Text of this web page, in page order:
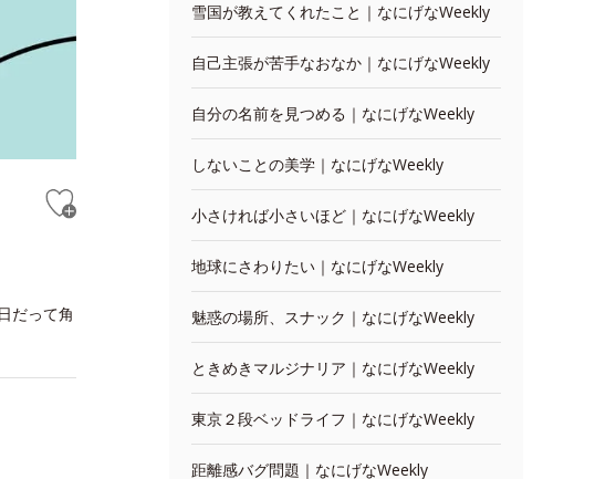
だって角
雪国が教えてくれたこと｜なにげなWeekly
自己主張が苦手なおなか｜なにげなWeekly
自分の名前を見つめる｜なにげなWeekly
しないことの美学｜なにげなWeekly
小さければ小さいほど｜なにげなWeekly
地球にさわりたい｜なにげなWeekly
魅惑の場所、スナック｜なにげなWeekly
ときめきマルジナリア｜なにげなWeekly
東京２段ベッドライフ｜なにげなWeekly
距離感バグ問題｜なにげなWeekly